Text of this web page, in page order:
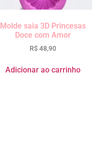
Molde saia 3D Princesas
Doce com Amor
R$48,90
Adicionar ao carrinho